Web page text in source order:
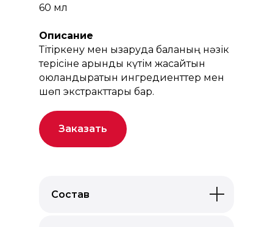
60 мл
Описание
Тітіркену мен қызаруда баланың нәзік
терісіне қарқынды күтім жасайтын
қоюландыратын ингредиенттер мен
шөп экстракттары бар.
Заказать
Состав